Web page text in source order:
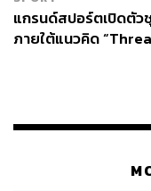
แกรนด์สปอร์ตเปิดตัว
ภายใต้แนวคิด